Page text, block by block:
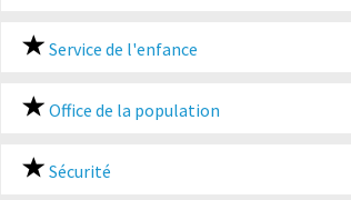
Service de l'enfance
Office de la population
Sécurité